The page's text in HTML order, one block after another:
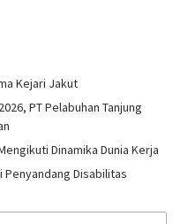
Kejari Jakut
PT Pelabuhan Tanjung
Dinamika Dunia Kerja
Disabilitas